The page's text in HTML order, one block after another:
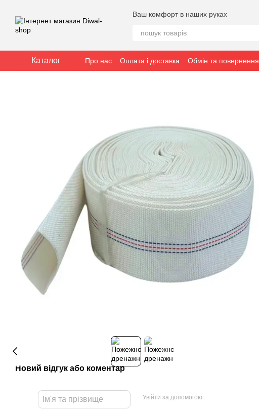
Ваш комфорт в наших руках
Каталог Про нас Оплата і доставка Обмін та повернення
Новий відгук або коментар
Увійти за допомогою